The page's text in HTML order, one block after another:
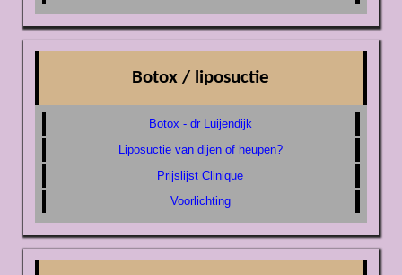
Botox / liposuctie
Botox - dr Luijendijk
Liposuctie van dijen of heupen?
Prijslijst Clinique
Voorlichting